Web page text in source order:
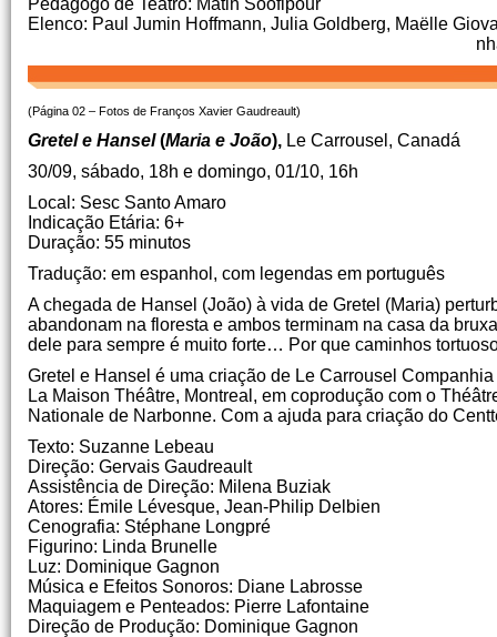
Pedagogo de Teatro: Matin Soofipour
Elenco: Paul Jumin Hoffmann, Julia
nhard Schmidt-
(Página 02 – Fotos de Franços Xavier Gaudreault)
Gretel e Hansel(Maria e João), Le Carrousel, Canadá
30/09, sábado, 18h e domingo, 01/10, 16h
Local: Sesc Santo Amaro
Indicação Etária: 6+
Duração: 55 minutos
Tradução: em espanhol, com legendas em português
A chegada de Hansel (João) à vida de Gretel (Maria)
abandonam na floresta e ambos terminam na casa da
dele para sempre é muito forte… Por que caminhos
Gretel e Hansel é uma criação de Le Carrousel
La Maison Théâtre, Montreal, em coprodução com o
Nationale de Narbonne. Com a ajuda para criação do
Texto: Suzanne Lebeau
Direção: Gervais Gaudreault
Assistência de Direção: Milena Buziak
Atores: Émile Lévesque, Jean-Philip Delbien
Cenografia: Stéphane Longpré
Figurino: Linda Brunelle
Luz: Dominique Gagnon
Música e Efeitos Sonoros: Diane Labrosse
Maquiagem e Penteados: Pierre Lafontaine
Direção de Produção: Dominique Gagnon